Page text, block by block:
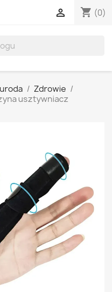
shopping_cart (0)

Zdrowie
usztywniacz